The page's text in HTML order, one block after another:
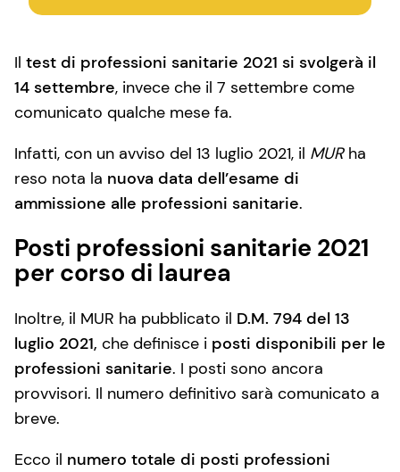
Il test di professioni sanitarie 2021 si svolgerà il
14 settembre, invece che il 7 settembre come
comunicato qualche mese fa.
Infatti, con un avviso del 13 luglio 2021, il MURha
reso nota la nuova data dell’esame di
ammissione alle professioni sanitarie.
Posti professioni sanitarie 2021
per corso di laurea
Inoltre, il MUR ha pubblicato il D.M. 794 del 13
luglio 2021, che definisce i posti disponibili per le
professioni sanitarie. I posti sono ancora
provvisori. Il numero definitivo sarà comunicato a
breve.
Ecco il numero totale di posti professioni